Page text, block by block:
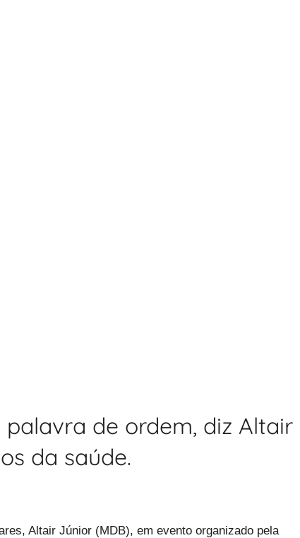
palavra de ordem, diz Altair
da saúde.
Altair Júnior (MDB), em evento organizado pela